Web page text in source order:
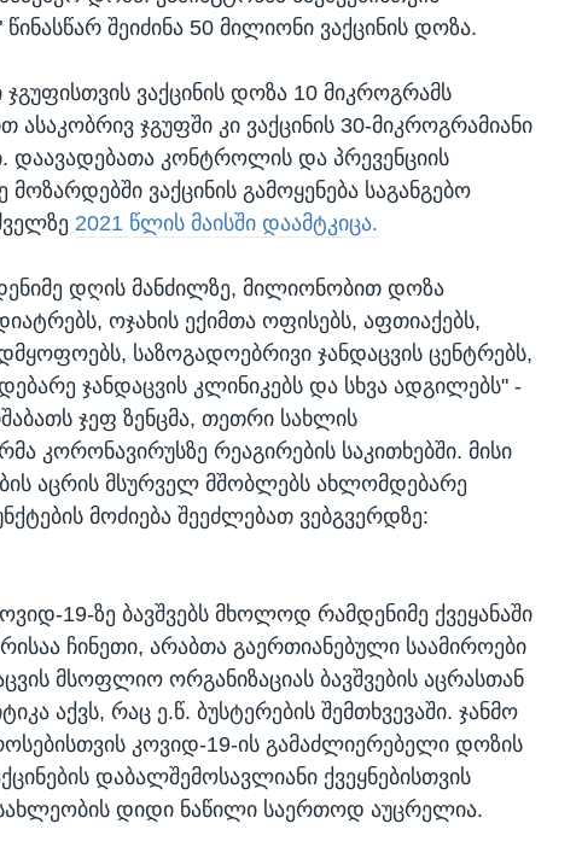
შეიძინა 50 მილიონი ვაქცინის დოზა.
ჯგუფისთვის ვაქცინის დოზა 10 მიკროგრამს
ასაკობრივ ჯგუფში კი ვაქცინის 30-მიკროგრამიანი
დაავადებათა კონტროლის და პრევენციის
ვაქცინის გამოყენება საგანგებო
2021 წლის მაისში დაამტკიცა.
დღის მანძილზე, მილიონობით დოზა
ოჯახის ექიმთა ოფისებს, აფთიაქებს,
საზოგადოებრივი ჯანდაცვის ცენტრებს,
ჯანდაცვის კლინიკებს და სხვა ადგილებს" -
ჯეფ ზენცმა, თეთრი სახლის
კორონავირუსზე რეაგირების საკითხებში. მისი
აცრის მსურველ მშობლებს ახლომდებარე
მოძიება შეეძლებათ ვებგვერდზე:
19-ზე ბავშვებს მხოლოდ რამდენიმე ქვეყანაში
ჩინეთი, არაბთა გაერთიანებული საამიროები
მსოფლიო ორგანიზაციას ბავშვების აცრასთან
აქვს, რაც ე.წ. ბუსტერების შემთხვევაში. ჯანმო
კოვიდ-19-ის გამაძლიერებელი დოზის
დაბალშემოსავლიანი ქვეყნებისთვის
დიდი ნაწილი საერთოდ აუცრელია.